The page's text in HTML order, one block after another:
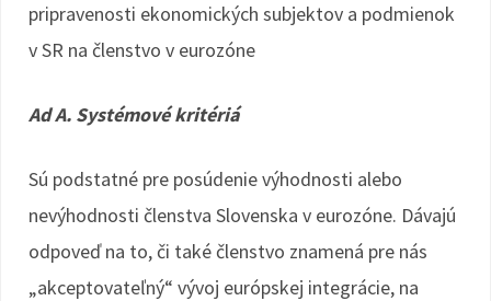
pripravenosti ekonomických subjektov a podmienok
v SR na členstvo v eurozóne
Ad A. Systémové kritériá
Sú podstatné pre posúdenie výhodnosti alebo
nevýhodnosti členstva Slovenska v eurozóne. Dávajú
odpoveď na to, či také členstvo znamená pre nás
„akceptovateľný“ vývoj európskej integrácie, na